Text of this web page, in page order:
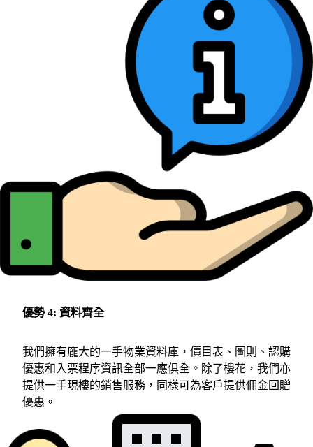
優勢 4: 資料齊全
我們擁有龐大的一手物業資料庫，價目表、圖則、認購
優惠和入票程序資訊全部一應俱全。除了樓花，我們亦
提供一手現樓的銷售服務，同樣可為客戶提供佣金回贈
優惠。